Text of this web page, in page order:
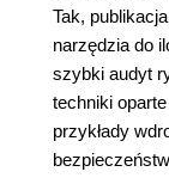
Tak,
narzędzia do
szybki audyt
techniki
przykłady